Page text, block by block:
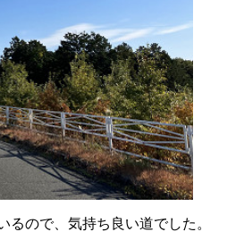
るので、気持ち良い道でした。